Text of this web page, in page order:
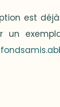
est
un